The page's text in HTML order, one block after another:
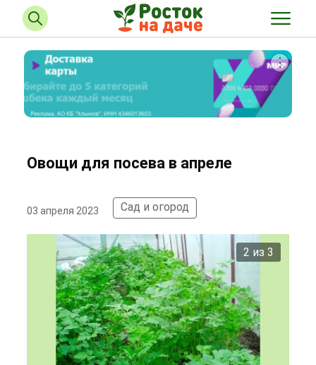
Овощи для посева в апреле
03 апреля 2023 Сад и огород
2 из 3